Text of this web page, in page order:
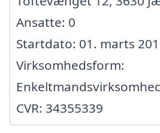
Ansatte: 0
Startdato: 01. marts
Virksomhedsform:
CVR: 34355339